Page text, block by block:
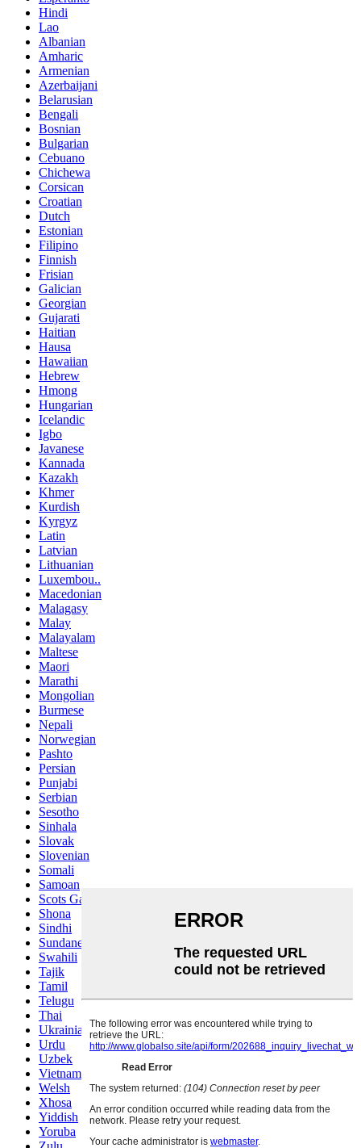
Hindi
Lao
Albanian
Amharic
Armenian
Azerbaijani
Belarusian
Bengali
Bosnian
Bulgarian
Cebuano
Chichewa
Corsican
Croatian
Dutch
Estonian
Filipino
Finnish
Frisian
Galician
Georgian
Gujarati
Haitian
Hausa
Hawaiian
Hebrew
Hmong
Hungarian
Icelandic
Igbo
Javanese
Kannada
Kazakh
Khmer
Kurdish
Kyrgyz
Latin
Latvian
Lithuanian
Luxembou..
Macedonian
Malagasy
Malay
Malayalam
Maltese
Maori
Marathi
Mongolian
Burmese
Nepali
Norwegian
Pashto
Persian
Punjabi
Serbian
Sesotho
Sinhala
Slovak
Slovenian
Somali
Samoan
Scots Gaelic
Shona
Sindhi
Sundanese
Swahili
Tajik
Tamil
Telugu
Thai
Ukrainian
Urdu
Uzbek
Vietnamese
Welsh
Xhosa
Yiddish
Yoruba